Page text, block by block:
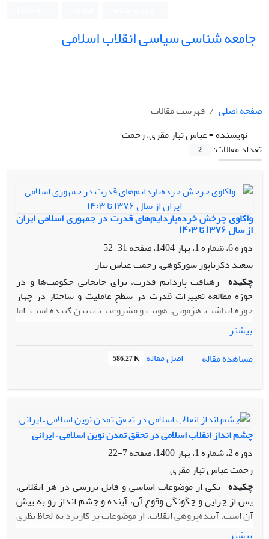
جامعه شناسی سیاسی انقلاب اسلامی
صفحه اصلی
فهرست مقالات
نویسنده =عباس تبار مقری، رحمت
تعداد مقالات:
2
واکاوی چرخش خرده‌پاردایم‌های قدرت در جمهوری اسلامی ایران
از سال ۱۳۷۶ تا ۱۴۰۳
دوره 6، شماره 1، بهار 1404، صفحه
31-52
سعید ذکریاپور سورکوهی، رحمت عباس تبار
چکیده رهیافت پاردایم قدرت، برای جابجایی حکومت‌ها و در
حوزه مطالعه تغییرات قدرت در سطح عاملیت و ساختار در چهار
حوزه انباشت، هژمونی، هویت و مشروعیت، تبیین کننده است. اما
در سطح تغییرات دولت‌ها در یک نظام واحد مانند نظام جمهوری
اسلامی، باید یک رهیافت دیگری برای تبیین تغییرات خُرد در ذیل
پارادایم قدرت کلان جمهوری اسلامی به کار بست. سوال اصلی
مقاله آنست که با چه رهیافتی میتوان تغییرات سطح دولت به
است. در جمهوری اسلامی، از سال ۱۳۷۶، دو گفتمان اصلاح‌طلبی و
اصول‌گرایی، با یک پیوستگی، در حال جابجایی و چرخش قدرت
هستند. این چرخش گفتمانی، به دلیل همراه بودن با چرخش
عاملیت اعم از سرآمد پاردایم، شارحان اصلی، کارورزان پاردایمی و
نیروهای پاردایمی، به مفهوم پاردایم قدرت ستاری شباهت دارد
که به دلیل تغییرات گفتمانی به جای تغییرات در علیت‌های ساختی
چهارگانه، یک چرخش خُرده‌پاردایمی تلقی می‌شود. در این مقاله از
رهیافت پارادایم قدرت ستاری برای تبیین چرخش
خرده‌پاردایم‌های قدرت در جمهوری اسلامی استفاده شده و نتیجه
بیشتر
مشاهده مقاله
اصل مقاله 586.27 K
چشم انداز انقلاب اسلامی در تحقق تمدن نوین اسلامی – ایرانی
دوره 2، شماره 1، بهار 1400، صفحه
7-22
رحمت عباس تبار مقری
چکیده یکی از موضوعات اساسی و قابل بررسی در هر انقلابی،
پس از چرایی و چگونگی وقوع آن، آینده و چشم انداز رو به پیش
آن است. آینده‌پژوهی انقلاب، از موضوعات پر کاربرد به لحاظ نظری
و عملی در باب انقلاب‌هاست. بنابراین سعی ما در این پژوهش این
بیشتر